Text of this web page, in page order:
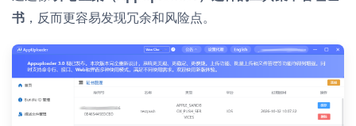
书 ，反而更容易发现冗余和风险点。